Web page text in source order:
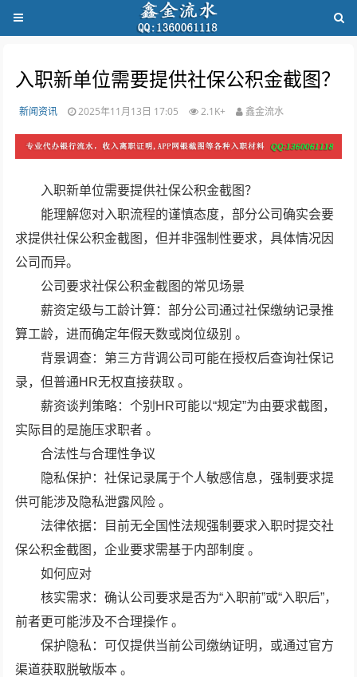
入职新单位需要提供社保公积金截图？
新闻资讯 2025年11月13日 17:05 2.1K+ 鑫金流水
入职新单位需要提供社保公积金截图？
能理解您对入职流程的谨慎态度，‌部分公司确实会要
求提供社保公积金截图，但并非强制性要求‌，具体情况因
公司而异。
公司要求社保公积金截图的常见场景
‌薪资定级与工龄计算‌：部分公司通过社保缴纳记录推
算工龄，进而确定年假天数或岗位级别 。 ‌
‌背景调查‌：第三方背调公司可能在授权后查询社保记
录，但普通HR无权直接获取 。 ‌
‌薪资谈判策略‌：个别HR可能以“规定”为由要求截图，
实际目的是施压求职者 。 ‌
合法性与合理性争议
‌隐私保护‌：社保记录属于个人敏感信息，强制要求提
供可能涉及隐私泄露风险 。 ‌
‌法律依据‌：目前无全国性法规强制要求入职时提交社
保公积金截图，企业要求需基于内部制度 。 ‌
如何应对
‌核实需求‌：确认公司要求是否为“入职前”或“入职后”，
前者更可能涉及不合理操作 。 ‌
‌保护隐私‌：可仅提供当前公司缴纳证明，或通过官方
渠道获取脱敏版本 。